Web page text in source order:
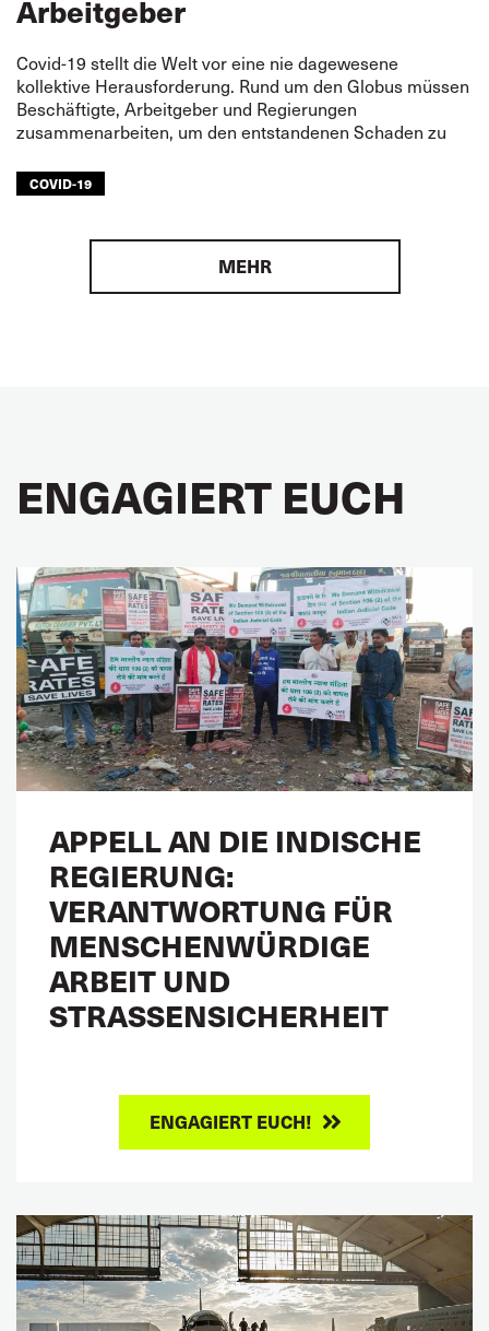
Arbeitgeber
Covid-19 stellt die Welt vor eine nie dagewesene
kollektive Herausforderung. Rund um den Globus müssen
Beschäftigte, Arbeitgeber und Regierungen
zusammenarbeiten, um den entstandenen Schaden zu
COVID-19
MEHR
ENGAGIERT EUCH
APPELL AN DIE INDISCHE
REGIERUNG:
VERANTWORTUNG FÜR
MENSCHENWÜRDIGE
ARBEIT UND
STRASSENSICHERHEIT
ENGAGIERT EUCH!